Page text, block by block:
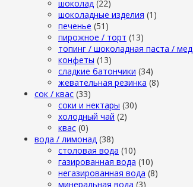
шоколад (22)
шоколадные изделия (1)
печенье (51)
пирожное / торт (13)
топинг / шоколадная паста / мед
конфеты (13)
сладкие батончики (34)
жевательная резинка (8)
сок / квас (33)
соки и нектары (30)
холодный чай (2)
квас (0)
вода / лимонад (38)
столовая вода (10)
газированная вода (10)
негазированная вода (8)
минеральная вода (3)